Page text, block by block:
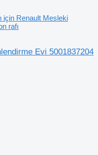
için Renault Mesleki
rafı
Evi 5001837204